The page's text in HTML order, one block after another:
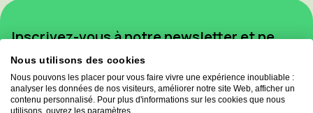
Inscrivez-vous à notre newsletter et ne
manquez aucune mise à jour!
Inscrivez-vous à la newsletter
Nous utilisons des cookies
Nous pouvons les placer pour vous faire vivre une expérience inoubliable :
analyser les données de nos visiteurs, améliorer notre site Web, afficher un
contenu personnalisé. Pour plus d'informations sur les cookies que nous
utilisons, ouvrez les paramètres.